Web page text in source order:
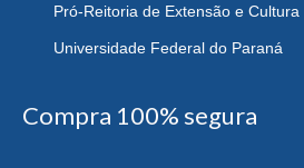
Pró-Reitoria de Extensão e Cultura
Universidade Federal do Paraná
Compra 100% segura